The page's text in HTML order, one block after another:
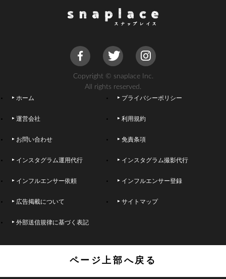
Copyright © snaplace Inc.
All rights reserved.
ホーム プライバシーポリシー
運営会社 利用規約
お問い合わせ 免責条項
インスタグラム運用代行 インスタグラム撮影代行
インフルエンサー依頼 インフルエンサー登録
広告掲載について サイトマップ
外部送信規律に基づく表記
ページ上部へ戻る